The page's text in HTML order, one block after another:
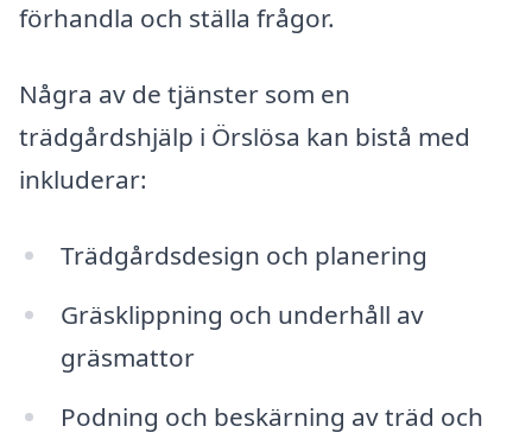
förhandla och ställa frågor.
Några av de tjänster som en
trädgårdshjälp i Örslösa kan bistå med
inkluderar:
Trädgårdsdesign och planering
Gräsklippning och underhåll av
gräsmattor
Podning och beskärning av träd och